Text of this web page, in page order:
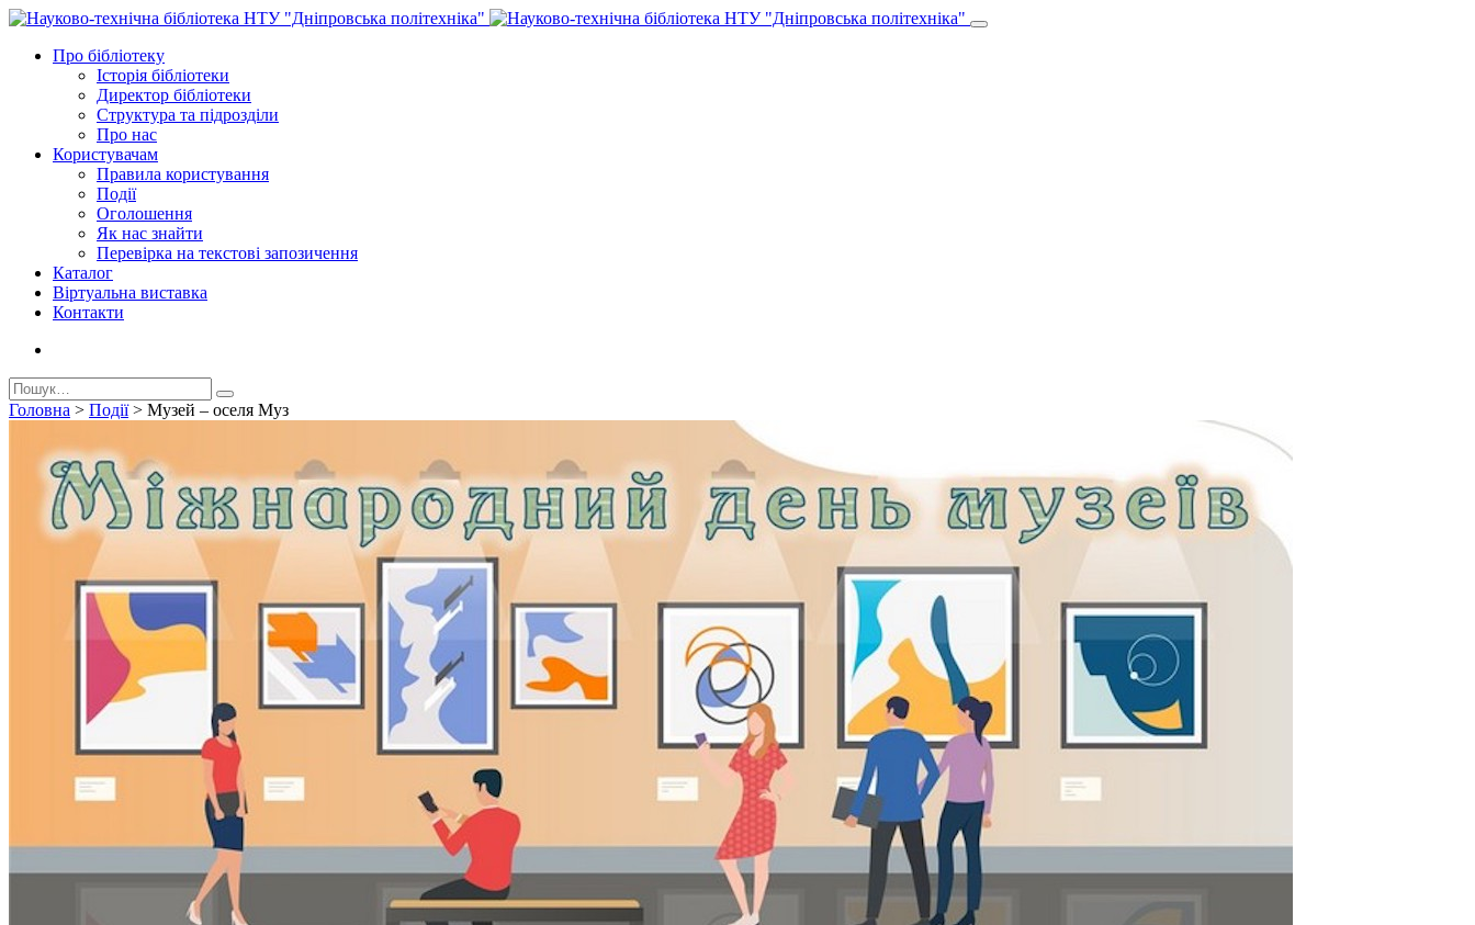
Про бiблiотеку
Історія бібліотеки
Директор бiблiотеки
Структура та підрозділи
Про нас
Користувачам
Правила користування
Події
Оголошення
Як нас знайти
Перевірка на текстові запозичення
Каталог
Віртуальна виставка
Контакти
Головна > Події> Музей – оселя Муз